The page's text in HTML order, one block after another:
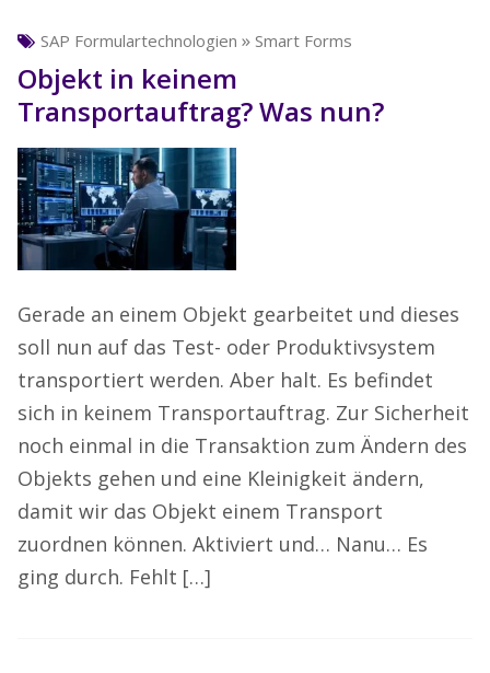
SAP Formulartechnologien » Smart Forms
Objekt in keinem
Transportauftrag? Was nun?
Gerade an einem Objekt gearbeitet und dieses
soll nun auf das Test- oder Produktivsystem
transportiert werden. Aber halt. Es befindet
sich in keinem Transportauftrag. Zur Sicherheit
noch einmal in die Transaktion zum Ändern des
Objekts gehen und eine Kleinigkeit ändern,
damit wir das Objekt einem Transport
zuordnen können. Aktiviert und… Nanu… Es
ging durch. Fehlt […]